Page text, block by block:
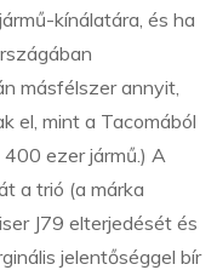
kínálatára, és ha
másfélszer annyit,
el, mint a Tacomából
ezer jármű.) A
a trió (a márka
J79 elterjedését és
jelentőséggel bír